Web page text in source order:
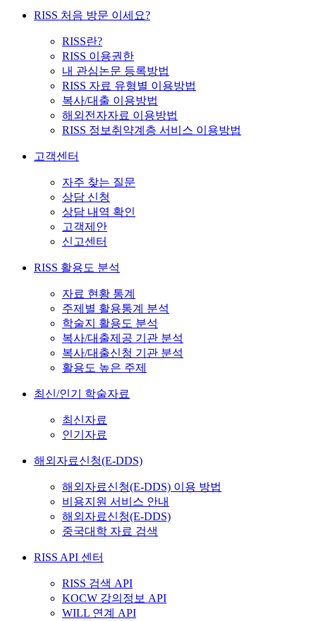
RISS 처음 방문 이세요?
RISS란?
RISS 이용권한
내 관심논문 등록방법
RISS 자료 유형별 이용방법
복사/대출 이용방법
해외전자자료 이용방법
RISS 정보취약계층 서비스 이용방법
고객센터
자주 찾는 질문
상담 신청
상담 내역 확인
고객제안
신고센터
RISS 활용도 분석
자료 현황 통계
주제별 활용통계 분석
학술지 활용도 분석
복사/대출제공 기관 분석
복사/대출신청 기관 분석
활용도 높은 주제
최신/인기 학술자료
최신자료
인기자료
해외자료신청(E-DDS)
해외자료신청(E-DDS) 이용 방법
비용지원 서비스 안내
해외자료신청(E-DDS)
중국대학 자료 검색
RISS API 센터
RISS 검색 API
KOCW 강의정보 API
WILL 연계 API